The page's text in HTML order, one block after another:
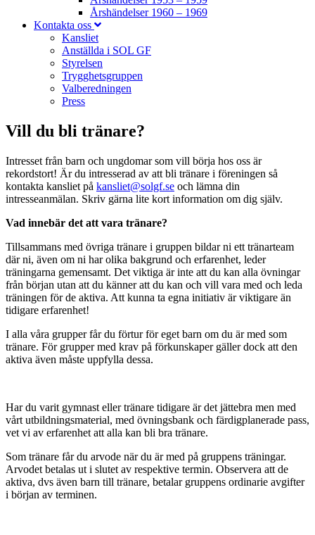
Årshändelser 1960 – 1969
Kontakta oss
Kansliet
Anställda i SOL GF
Styrelsen
Trygghetsgruppen
Valberedningen
Press
Vill du bli tränare?
Intresset från barn och ungdomar som vill börja hos oss är
rekordstort! Är du intresserad av att bli tränare i föreningen så
kontakta kansliet på kansliet@solgf.se och lämna din
intresseanmälan. Skriv gärna lite kort information om dig själv.
Vad innebär det att vara tränare?
Tillsammans med övriga tränare i gruppen bildar ni ett tränarteam
där ni, även om ni har olika bakgrund och erfarenhet, leder
träningarna gemensamt. Det viktiga är inte att du kan alla övningar
från början utan att du känner att du kan och vill vara med och leda
träningen för de aktiva. Att kunna ta egna initiativ är viktigare än
tidigare erfarenhet!
I alla våra grupper får du förtur för eget barn om du är med som
tränare. För grupper med krav på förkunskaper gäller dock att den
aktiva även måste uppfylla dessa.
Har du varit gymnast eller tränare tidigare är det jättebra men med
vårt utbildningsmaterial, med övningsbank och färdigplanerade pass,
vet vi av erfarenhet att alla kan bli bra tränare.
Som tränare får du arvode när du är med på gruppens träningar.
Arvodet betalas ut i slutet av respektive termin. Observera att de
aktiva, dvs även barn till tränare, betalar gruppens ordinarie avgifter
i början av terminen.